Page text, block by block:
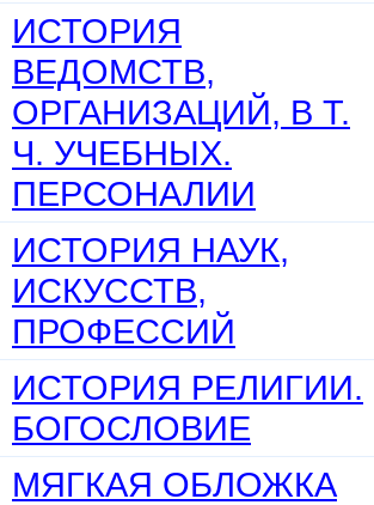
ИСТОРИЯ
ВЕДОМСТВ,
ОРГАНИЗАЦИЙ, В Т.
Ч. УЧЕБНЫХ.
ПЕРСОНАЛИИ
ИСТОРИЯ НАУК,
ИСКУССТВ,
ПРОФЕССИЙ
ИСТОРИЯ РЕЛИГИИ.
БОГОСЛОВИЕ
МЯГКАЯ ОБЛОЖКА